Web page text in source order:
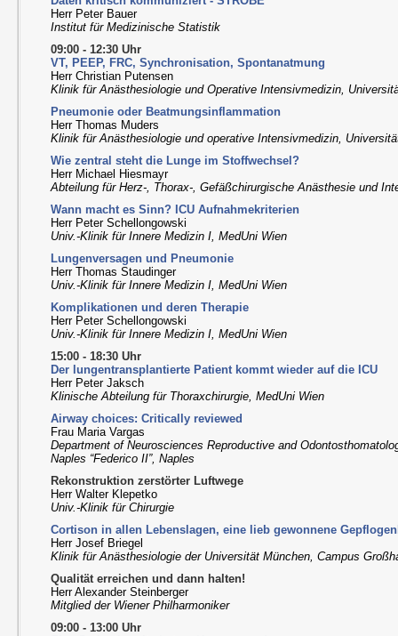
Herr Peter Bauer
Institut für Medizinische Statistik
09:00 - 12:30 Uhr
VT, PEEP, FRC, Synchronisation, Spontanatmung
Herr Christian Putensen
Klinik für Anästhesiologie und Operative Intensivmedizin,
Pneumonie oder Beatmungsinflammation
Herr Thomas Muders
Klinik für Anästhesiologie und operative Intensivmedizin,
Wie zentral steht die Lunge im Stoffwechsel?
Herr Michael Hiesmayr
Abteilung für Herz-, Thorax-, Gefäßchirurgische Anästhesie und
Wann macht es Sinn? ICU Aufnahmekriterien
Herr Peter Schellongowski
Univ.-Klinik für Innere Medizin I, MedUni Wien
Lungenversagen und Pneumonie
Herr Thomas Staudinger
Univ.-Klinik für Innere Medizin I, MedUni Wien
Komplikationen und deren Therapie
Herr Peter Schellongowski
Univ.-Klinik für Innere Medizin I, MedUni Wien
15:00 - 18:30 Uhr
Der lungentransplantierte Patient kommt wieder auf die ICU
Herr Peter Jaksch
Klinische Abteilung für Thoraxchirurgie, MedUni Wien
Airway choices: Critically reviewed
Frau Maria Vargas
Department of Neurosciences Reproductive and
Naples “Federico II”, Naples
Rekonstruktion zerstörter Luftwege
Herr Walter Klepetko
Univ.-Klinik für Chirurgie
Cortison in allen Lebenslagen, eine lieb gewonnene
Herr Josef Briegel
Klinik für Anästhesiologie der Universität München, Campus
Qualität erreichen und dann halten!
Herr Alexander Steinberger
Mitglied der Wiener Philharmoniker
09:00 - 13:00 Uhr